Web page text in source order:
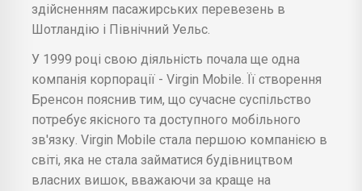
здійсненням пасажирських перевезень в
Шотландію і Північний Уельс.
У 1999 році свою діяльність почала ще одна
компанія корпорації - Virgin Mobile. Її створення
Бренсон пояснив тим, що сучасне суспільство
потребує якісного та доступного мобільного
зв'язку. Virgin Mobile стала першою компанією в
світі, яка не стала займатися будівництвом
власних вишок, вважаючи за краще на